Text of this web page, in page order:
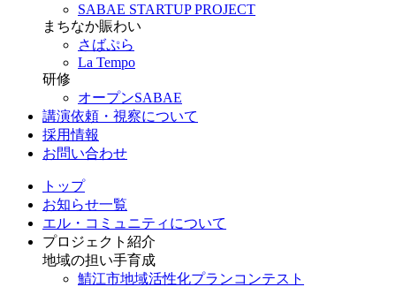
SABAE STARTUP PROJECT
まちなか賑わい
さばぷら
La Tempo
研修
オープンSABAE
講演依頼・視察について
採用情報
お問い合わせ
トップ
お知らせ一覧
エル・コミュニティについて
プロジェクト紹介
地域の担い手育成
鯖江市地域活性化プランコンテスト